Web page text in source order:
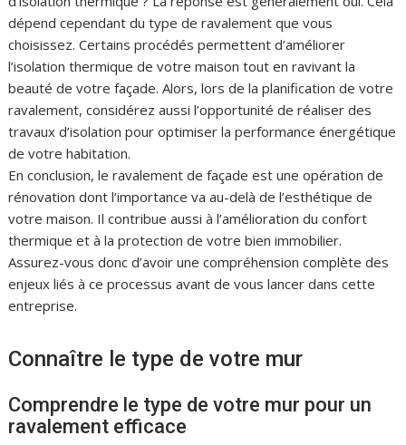
dépend cependant du type de ravalement que vous
choisissez. Certains procédés permettent d’améliorer
l’isolation thermique de votre maison tout en ravivant la
beauté de votre façade. Alors, lors de la planification de votre
ravalement, considérez aussi l’opportunité de réaliser des
travaux d’isolation pour optimiser la performance énergétique
de votre habitation.
En conclusion, le ravalement de façade est une opération de
rénovation dont l’importance va au-delà de l’esthétique de
votre maison. Il contribue aussi à l’amélioration du confort
thermique et à la protection de votre bien immobilier.
Assurez-vous donc d’avoir une compréhension complète des
enjeux liés à ce processus avant de vous lancer dans cette
entreprise.
Connaître le type de votre mur
Comprendre le type de votre mur pour un
ravalement efficace